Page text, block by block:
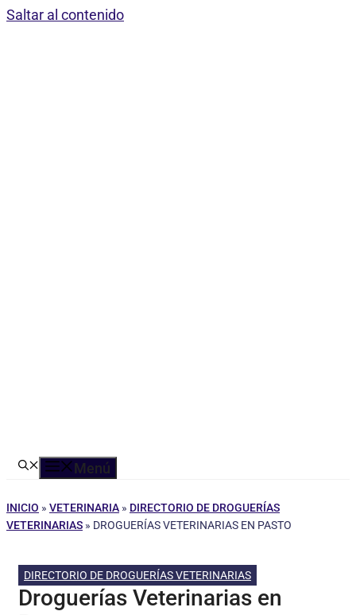
Saltar al contenido
Menú
INICIO » VETERINARIA » DIRECTORIO DE DROGUERÍAS
VETERINARIAS » DROGUERÍAS VETERINARIAS EN PASTO
DIRECTORIO DE DROGUERÍAS VETERINARIAS
Droguerías Veterinarias en